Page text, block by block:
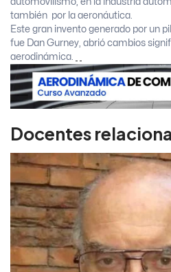
automovilismo, en la industria
también por la aeronáutica.
Este gran invento generado por un
fue Dan Gurney, abrió cambios
aerodinámica.
Docentes